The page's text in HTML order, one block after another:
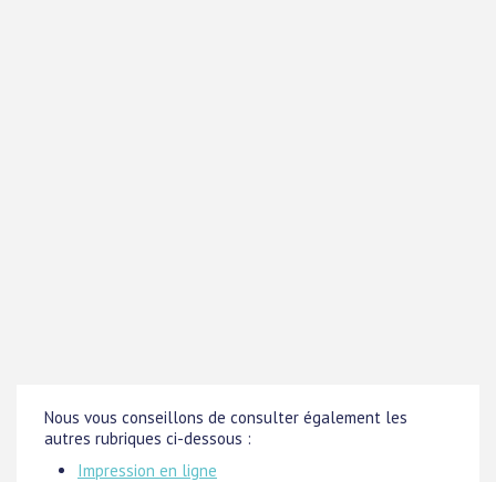
Nous vous conseillons de consulter également les
autres rubriques ci-dessous :
Impression en ligne